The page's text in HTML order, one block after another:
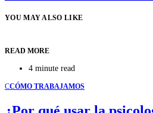
YOU MAY ALSO LIKE
READ MORE
4 minute read
CCÓMO TRABAJAMOS